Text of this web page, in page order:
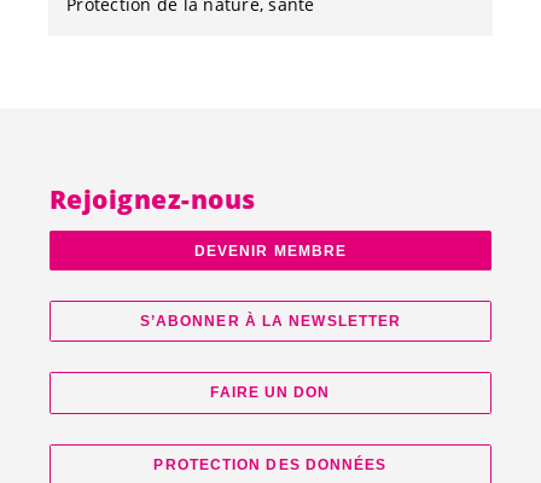
Rejoignez-nous
DEVENIR MEMBRE
S’ABONNER À LA NEWSLETTER
FAIRE UN DON
PROTECTION DES DONNÉES